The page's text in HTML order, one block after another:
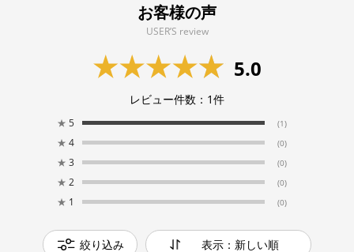
お客様の声
USER’S review
5.0
レビュー件数： 1件
★ 5 (1)
★ 4 (0)
★ 3 (0)
★ 2 (0)
★ 1 (0)
絞り込み 表示：新しい順